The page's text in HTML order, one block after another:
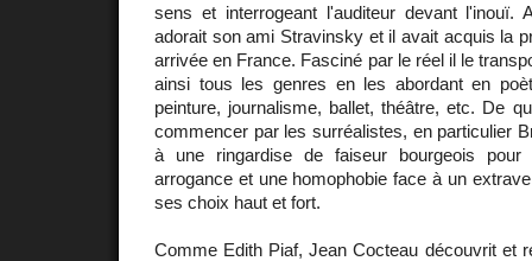
sens et interrogeant l'auditeur devant l'inouï.
adorait son ami Stravinsky et il avait acquis la
arrivée en France. Fasciné par le réel il le
ainsi tous les genres en les abordant en
peinture, journalisme, ballet, théâtre, etc. De
commencer par les surréalistes, en particulier
à une ringardise de faiseur bourgeois pour
arrogance et une homophobie face à un
ses choix haut et fort.
Comme Edith Piaf, Jean Cocteau découvrit et